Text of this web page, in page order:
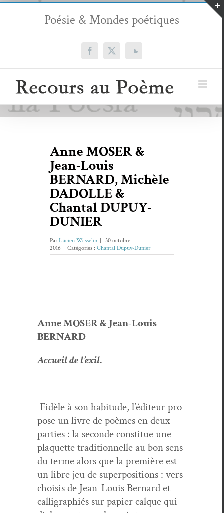
Passer
contenu
Poésie & Mondes poétiques
Facebook
X SoundCloud
Anne MOSER &
Jean-Louis
BERNARD, Michèle
DADOLLE &
Chantal DUPUY-
DUNIER
ParLucien Wasselin
30 octobre
2016
Catégories : Chantal Dupuy-Dunier
Anne MOSER & Jean-Louis
BERNARD
Accueil de l’ex­il.
Fidèle à son habi­tude, l’édi­teur pro­
pose un livre de poèmes en deux
par­ties : la sec­onde con­stitue une
pla­que­tte tra­di­tion­nelle au bon sens
du terme alors que la pre­mière est
un libre jeu de super­po­si­tions : vers
choi­sis de Jean-Louis Bernard et
cal­ligraphiés sur papi­er calque qui